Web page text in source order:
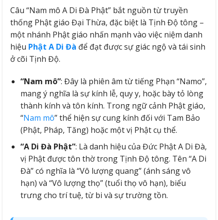
Câu “Nam mô A Di Đà Phật” bắt nguồn từ truyền
thống Phật giáo Đại Thừa, đặc biệt là Tịnh Độ tông –
một nhánh Phật giáo nhấn mạnh vào việc niệm danh
hiệu Phật A Di Đà để đạt được sự giác ngộ và tái sinh
ở cõi Tịnh Độ.
“Nam mô”: Đây là phiên âm từ tiếng Phạn “Namo”,
mang ý nghĩa là sự kính lễ, quy y, hoặc bày tỏ lòng
thành kính và tôn kính. Trong ngữ cảnh Phật giáo,
“Nam mô” thể hiện sự cung kính đối với Tam Bảo
(Phật, Pháp, Tăng) hoặc một vị Phật cụ thể.
“A Di Đà Phật”: Là danh hiệu của Đức Phật A Di Đà,
vị Phật được tôn thờ trong Tịnh Độ tông. Tên “A Di
Đà” có nghĩa là “Vô lượng quang” (ánh sáng vô
hạn) và “Vô lượng thọ” (tuổi thọ vô hạn), biểu
trưng cho trí tuệ, từ bi và sự trường tồn.